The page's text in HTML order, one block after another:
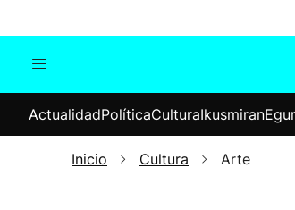
Internacional
Elecciones
ActualidadPolíticaCulturaIkusmiran
Inicio Cultura Arte